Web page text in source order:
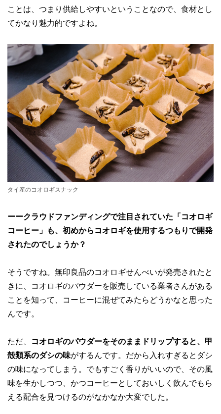
ことは、つまり供給しやすいということなので、食材とし
てかなり魅力的ですよね。
タイ産のコオロギスナック
ーークラウドファンディングで注目されていた「コオロギ
コーヒー」も、初めからコオロギを使用するつもりで開発
されたのでしょうか？
そうですね。無印良品のコオロギせんべいが発売されたと
きに、コオロギのパウダーを販売している業者さんがある
ことを知って、コーヒーに混ぜてみたらどうかなと思った
んです。
ただ、
コオロギのパウダーをそのままドリップすると、甲
殻類系のダシの味がするんです。だから入れすぎるとダシ
の味になってしまう。でもすごく香りがいいので、その風
味を生かしつつ、かつコーヒーとしておいしく飲んでもら
える配合を見つけるのがなかなか大変でした。